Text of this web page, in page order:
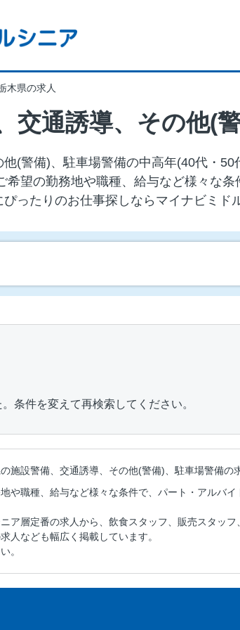
木県の求人
交通誘導、その他(
(警備)、駐車場警備の中⾼年(40代・
希望の勤務地や職種、給与など様々な
ったりのお仕事探しならマイナビミド
条件を変えて再検索してください。
施設警備、交通誘導、その他(警備)、駐車場警備の
や職種、給与など様々な条件で、パート・アルバ
ア層定番の求人から、飲食スタッフ、販売スタッ
人なども幅広く掲載しています。
。